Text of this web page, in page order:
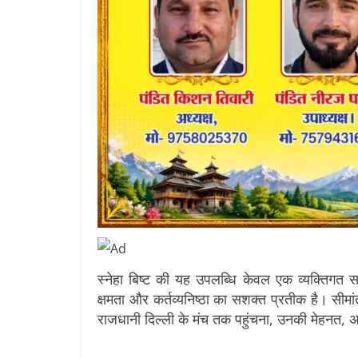
स्नेहा बिष्ट की यह उपलब्धि केवल एक व्यक्तिगत
क्षमता और कर्तव्यनिष्ठा का सशक्त प्रतीक है।
राजधानी दिल्ली के मंच तक पहुंचना, उनकी मेहनत,